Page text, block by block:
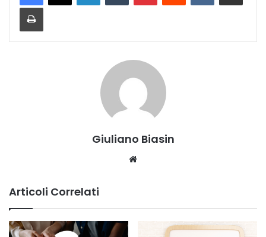
Stampa
Giuliano Biasin
Articoli Correlati